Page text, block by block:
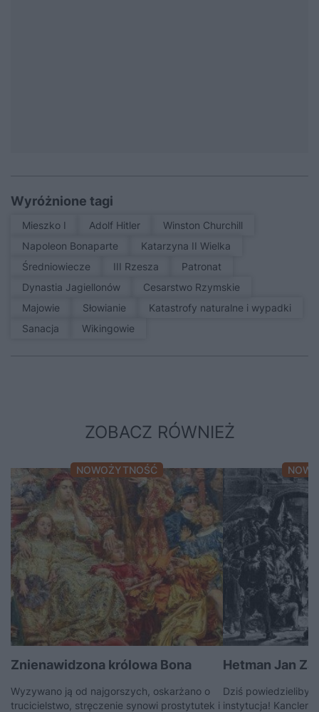
Wyróżnione tagi
Mieszko I Adolf Hitler
Winston Churchill
Napoleon Bonaparte
Katarzyna II Wielka
średniowiecze
III Rzesza
patronat
Dynastia Jagiellonów
Cesarstwo Rzymskie
Majowie
Słowianie
Katastrofy naturalne i wypadki
sanacja
Wikingowie
ZOBACZ RÓWNIEŻ
NOWOŻYTNOŚĆ
Znienawidzona królowa Bona
Wyzywano ją od najgorszych, oskarżano o
trucicielstwo, stręczenie synowi prostytutek i
Hetman Jan
Dziś
instytucja! Kanclerz